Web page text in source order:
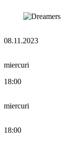
08.11.2023
miercuri
18:00
miercuri
18:00